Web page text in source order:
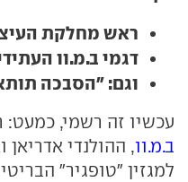
ראש מחלקת
דגמי ב.מ.וו
וגם: "הסבכה
עכשיו זה רשמי,
ב.מ.וו, ההולנדי אדריאן
למגזין "טופגיר"